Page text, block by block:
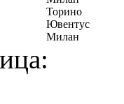
Торино
Ювентус
Милан